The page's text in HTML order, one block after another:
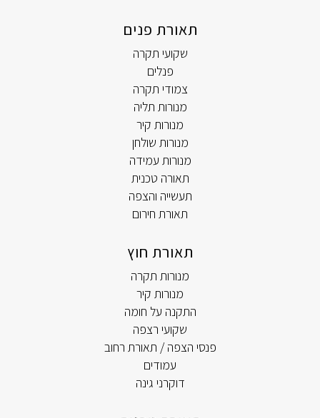
תאורת פנים
שקועי תקרה
פנלים
צמודי תקרה
מנורות תליה
מנורות קיר
מנורות שולחן
מנורות עמידה
תאורה טכנית
תעשייה והצפה
תאורת חירום
תאורת חוץ
מנורות תקרה
מנורות קיר
התקנה על חומה
שקועי רצפה
פנסי הצפה / תאורת רחוב
עמודים
דוקרני גינה